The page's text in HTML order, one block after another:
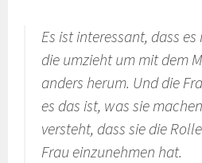
Es ist interessant, dass
die umzieht um mit dem
anders herum. Und die
es das ist, was sie
versteht, dass sie die
Frau einzunehmen hat.